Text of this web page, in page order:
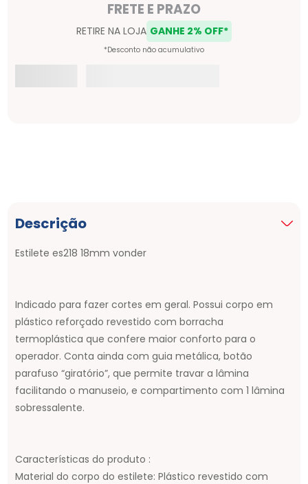
Descrição
Estilete es218 18mm vonder
Indicado para fazer cortes em geral. Possui corpo em
plástico reforçado revestido com borracha
termoplástica que confere maior conforto para o
operador. Conta ainda com guia metálica, botão
parafuso “giratório”, que permite travar a lâmina
facilitando o manuseio, e compartimento com 1 lâmina
sobressalente.
Características do produto :
Material do corpo do estilete: Plástico revestido com